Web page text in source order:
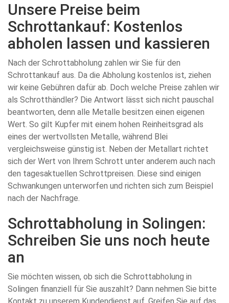
Unsere Preise beim
Schrottankauf: Kostenlos
abholen lassen und kassieren
Nach der Schrottabholung zahlen wir Sie für den
Schrottankauf aus. Da die Abholung kostenlos ist, ziehen
wir keine Gebühren dafür ab. Doch welche Preise zahlen wir
als Schrotthändler? Die Antwort lässt sich nicht pauschal
beantworten, denn alle Metalle besitzen einen eigenen
Wert. So gilt Kupfer mit einem hohen Reinheitsgrad als
eines der wertvollsten Metalle, während Blei
vergleichsweise günstig ist. Neben der Metallart richtet
sich der Wert von Ihrem Schrott unter anderem auch nach
den tagesaktuellen Schrottpreisen. Diese sind einigen
Schwankungen unterworfen und richten sich zum Beispiel
nach der Nachfrage.
Schrottabholung in Solingen:
Schreiben Sie uns noch heute
an
Sie möchten wissen, ob sich die Schrottabholung in
Solingen finanziell für Sie auszahlt? Dann nehmen Sie bitte